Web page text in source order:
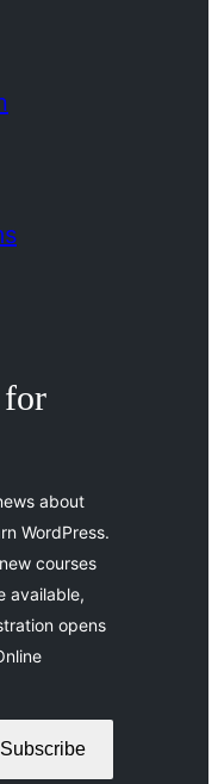
for
about
WordPress.
courses
available,
opens
Subscribe